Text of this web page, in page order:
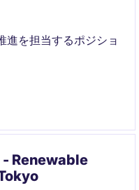
進を担当するポジショ
Renewable